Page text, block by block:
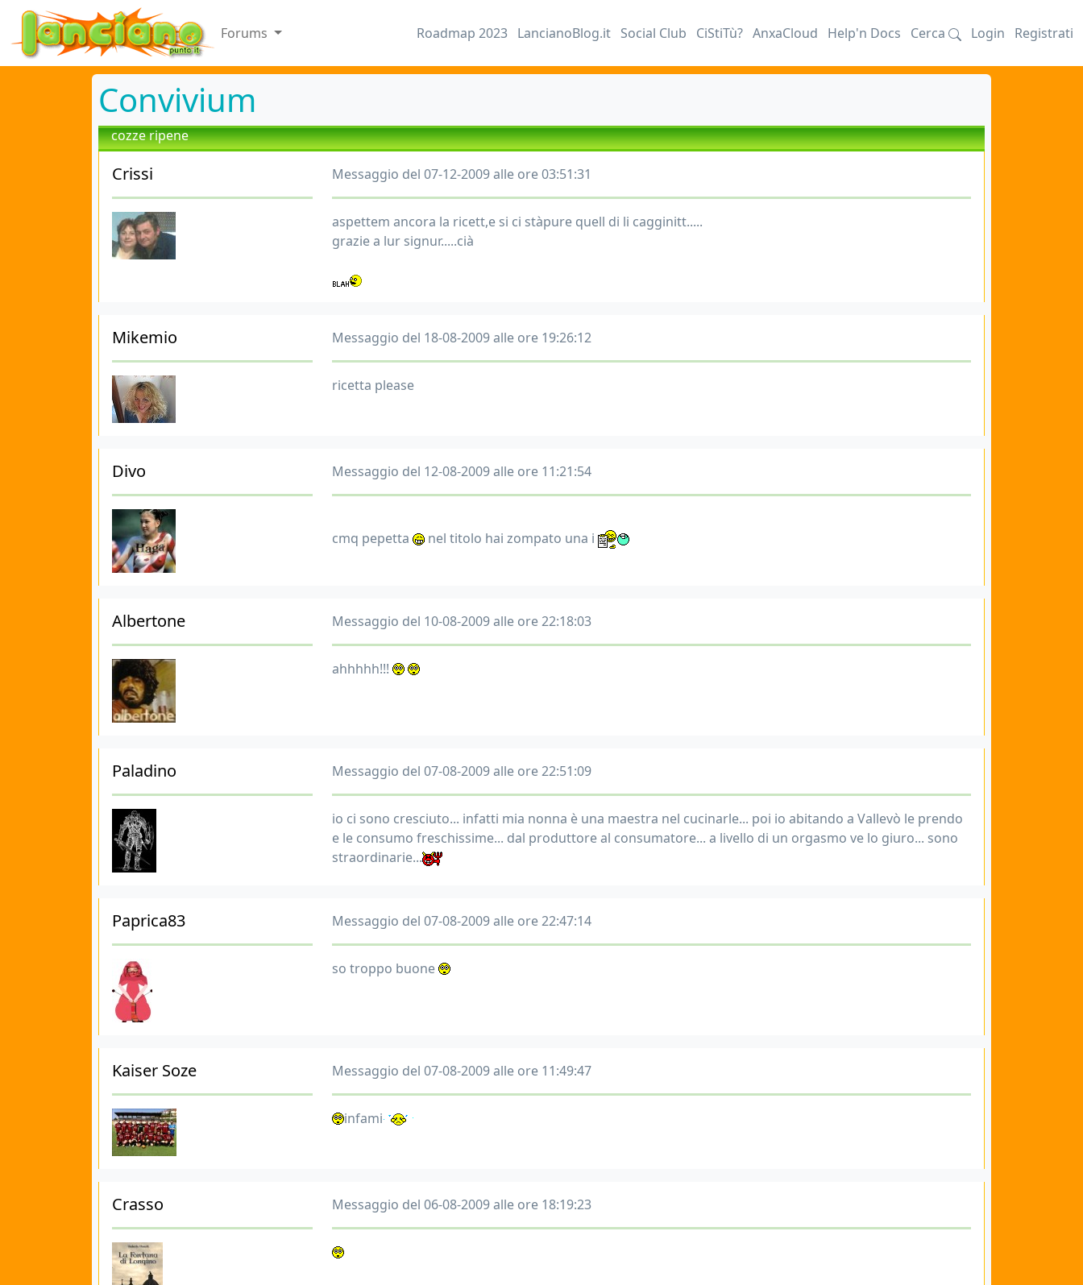
Forums Roadmap 2023 LancianoBlog.it Social Club CiStiTù? AnxaCloud Help'n Docs Cerca Login Registrati
Convivium
cozze ripene
Crissi Messaggio del 07-12-2009 alle ore 03:51:31
aspettem ancora la ricett,e si ci stàpure quell di li cagginitt.....
grazie a lur signur.....cià
Mikemio Messaggio del 18-08-2009 alle ore 19:26:12
ricetta please
Divo Messaggio del 12-08-2009 alle ore 11:21:54
cmq pepetta nel titolo hai zompato una i
Albertone Messaggio del 10-08-2009 alle ore 22:18:03
ahhhhh!!!
Paladino Messaggio del 07-08-2009 alle ore 22:51:09
io ci sono cresciuto... infatti mia nonna è una maestra nel cucinarle... poi io abitando a Vallevò le prendo
e le consumo freschissime... dal produttore al consumatore... a livello di un orgasmo ve lo giuro... sono
straordinarie...
Paprica83 Messaggio del 07-08-2009 alle ore 22:47:14
so troppo buone
Kaiser Soze Messaggio del 07-08-2009 alle ore 11:49:47
infami
Crasso Messaggio del 06-08-2009 alle ore 18:19:23